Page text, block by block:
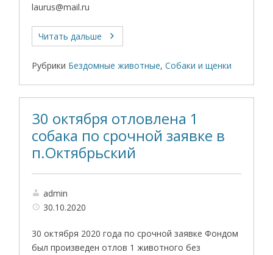
laurus@mail.ru
Читать дальше
Рубрики Бездомные животные,Собаки и щенки
30 октября отловлена 1
собака по срочной заявке в
п.Октябрьский
admin
30.10.2020
30 октября 2020 года по срочной заявке Фондом
был произведен отлов 1 животного без